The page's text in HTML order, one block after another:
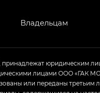
— GL
Владельцам
юридическим
лицами ООО «ГАК
или переданы третьим